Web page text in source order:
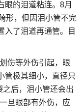
眼的泪道粘连。8月
形，但因泪小管不完
入了泪道再通管。目
伤等外伤引起，眼
管极其细小，直径只
后，泪小管还会出
旦眼部有外伤，应